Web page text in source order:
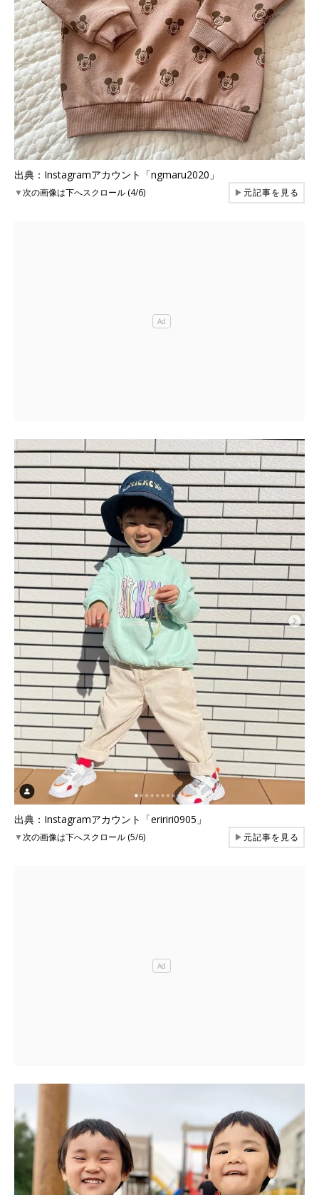
出典：Instagramアカウント「ngmaru2020」
▼次の画像は下へスクロール (4/6) ▶元記事を見る
出典：Instagramアカウント「eririri0905」
▼次の画像は下へスクロール (5/6) ▶元記事を見る